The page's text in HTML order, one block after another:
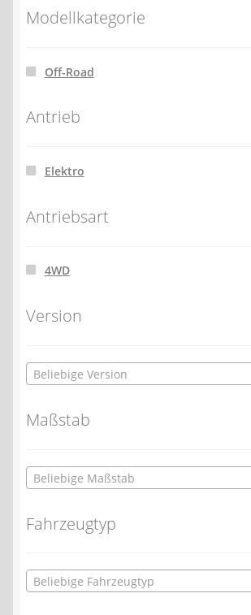
Modellkategorie
Off-Road
Antrieb
Elektro
Antriebsart
4WD
Version
Beliebige Version
Maßstab
Beliebige Maßstab
Fahrzeugtyp
Beliebige Fahrzeugtyp